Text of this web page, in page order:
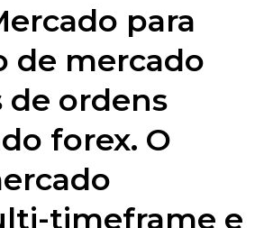
para
de mercado
de ordens
forex. O
timeframe e